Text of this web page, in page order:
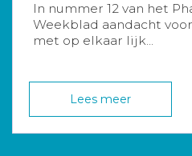
In nummer 12 van het
Weekblad aandacht
met op elkaar lijk...
Lees meer